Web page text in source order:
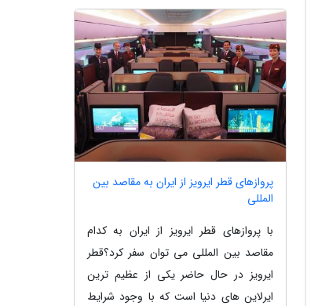
پروازهای قطر ایرویز از ایران به مقاصد بین
المللی
با پروازهای قطر ایرویز از ایران به کدام
مقاصد بین المللی می توان سفر کرد؟قطر
ایرویز در حال حاضر یکی از عظیم ترین
ایرلاین های دنیا است که با وجود شرایط